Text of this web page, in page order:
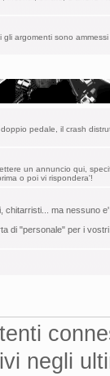
a tutti
a tutti, non
ma
Grazie!
MICA
argomenti sono
pedale, il crash
un annuncio qui,
o poi vi rispondera'!
chitarristi... ma nessuno
di "personale" per i
negli